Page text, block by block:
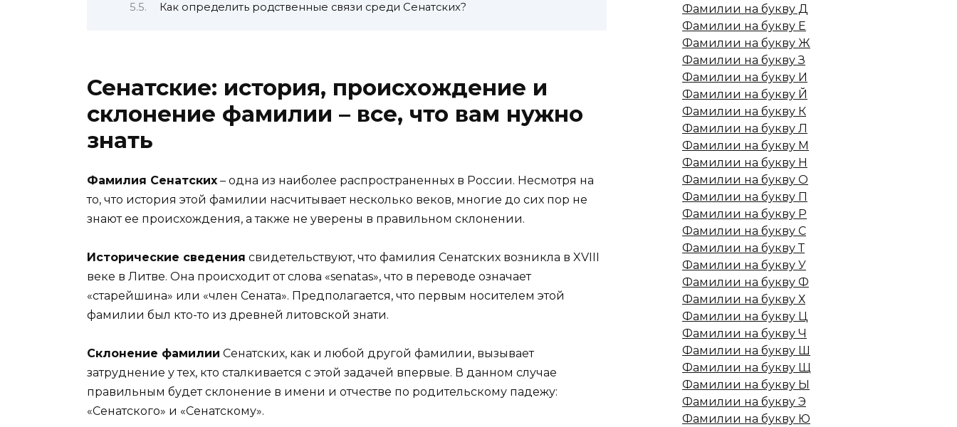
Как определить родственные связи среди Сенатских?
Сенатские: история, происхождение и
склонение фамилии – все, что вам нужно
знать
Фамилия Сенатских – одна из наиболее распространенных в России. Несмотря на
то, что история этой фамилии насчитывает несколько веков, многие до сих пор не
знают ее происхождения, а также не уверены в правильном склонении.
Исторические сведения свидетельствуют, что фамилия Сенатских возникла в XVIII
веке в Литве. Она происходит от слова «senatas», что в переводе означает
«старейшина» или «член Сената». Предполагается, что первым носителем этой
фамилии был кто-то из древней литовской знати.
Склонение фамилии Сенатских, как и любой другой фамилии, вызывает
затруднение у тех, кто сталкивается с этой задачей впервые. В данном случае
правильным будет склонение в имени и отчестве по родительскому падежу:
«Сенатского» и «Сенатскому».
Фамилии на букву Д
Фамилии на букву Е
Фамилии на букву Ж
Фамилии на букву З
Фамилии на букву И
Фамилии на букву Й
Фамилии на букву К
Фамилии на букву Л
Фамилии на букву М
Фамилии на букву Н
Фамилии на букву О
Фамилии на букву П
Фамилии на букву Р
Фамилии на букву С
Фамилии на букву Т
Фамилии на букву У
Фамилии на букву Ф
Фамилии на букву Х
Фамилии на букву Ц
Фамилии на букву Ч
Фамилии на букву Ш
Фамилии на букву Щ
Фамилии на букву Ы
Фамилии на букву Э
Фамилии на букву Ю